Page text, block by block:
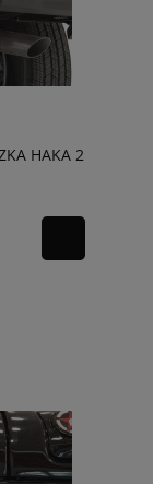
HAKA 2